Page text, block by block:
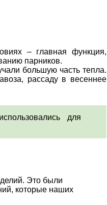
– главная функция,
парников.
большую часть тепла.
рассаду в весеннее
для
Это были
которые наших